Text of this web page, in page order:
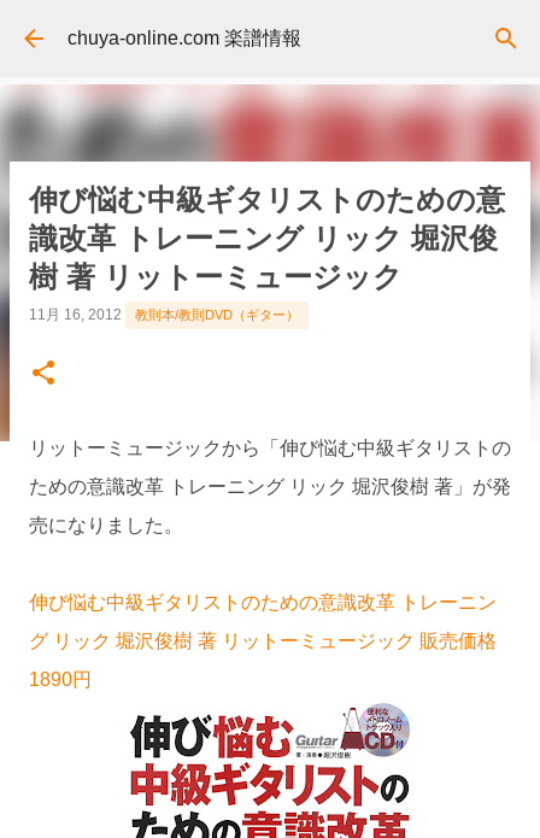
スキップしてメイン コンテンツに移動
chuya-online.com 楽譜情報
伸び悩む中級ギタリストのための意
識改革 トレーニング リック 堀沢俊
樹 著 リットーミュージック
11月 16, 2012 教則本/教則DVD（ギター）
リットーミュージックから「伸び悩む中級ギタリストの
ための意識改革 トレーニング リック 堀沢俊樹 著」が発
売になりました。
伸び悩む中級ギタリストのための意識改革 トレーニン
グ リック 堀沢俊樹 著 リットーミュージック 販売価格
1890円